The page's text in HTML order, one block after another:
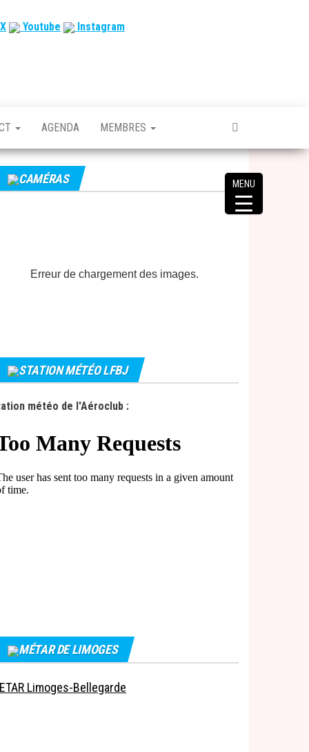
Youtube Instagram
AGENDA MEMBRES
CAMÉRAS
Erreur de chargement des images.
STATION MÉTÉO LFBJ
météo de l'Aéroclub :
MÉTAR DE LIMOGES
Limoges-Bellegarde
MENU